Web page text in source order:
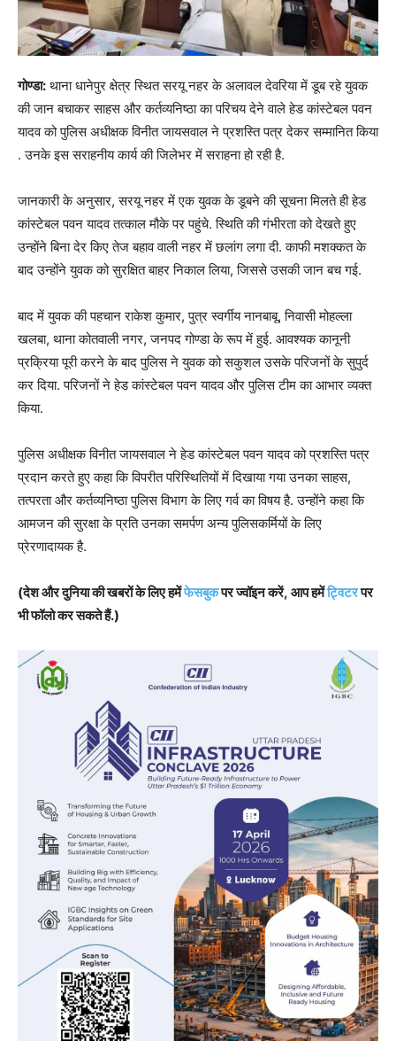
गोण्डा: थाना धानेपुर क्षेत्र स्थित सरयू नहर के अलावल देवरिया में डूब रहे युवक
की जान बचाकर साहस और कर्तव्यनिष्ठा का परिचय देने वाले हेड कांस्टेबल पवन
यादव को पुलिस अधीक्षक विनीत जायसवाल ने प्रशस्ति पत्र देकर सम्मानित किया
. उनके इस सराहनीय कार्य की जिलेभर में सराहना हो रही है.
जानकारी के अनुसार, सरयू नहर में एक युवक के डूबने की सूचना मिलते ही हेड
कांस्टेबल पवन यादव तत्काल मौके पर पहुंचे. स्थिति की गंभीरता को देखते हुए
उन्होंने बिना देर किए तेज बहाव वाली नहर में छलांग लगा दी. काफी मशक्कत के
बाद उन्होंने युवक को सुरक्षित बाहर निकाल लिया, जिससे उसकी जान बच गई.
बाद में युवक की पहचान राकेश कुमार, पुत्र स्वर्गीय नानबाबू, निवासी मोहल्ला
खलबा, थाना कोतवाली नगर, जनपद गोण्डा के रूप में हुई. आवश्यक कानूनी
प्रक्रिया पूरी करने के बाद पुलिस ने युवक को सकुशल उसके परिजनों के सुपुर्द
कर दिया. परिजनों ने हेड कांस्टेबल पवन यादव और पुलिस टीम का आभार व्यक्त
किया.
पुलिस अधीक्षक विनीत जायसवाल ने हेड कांस्टेबल पवन यादव को प्रशस्ति पत्र
प्रदान करते हुए कहा कि विपरीत परिस्थितियों में दिखाया गया उनका साहस,
तत्परता और कर्तव्यनिष्ठा पुलिस विभाग के लिए गर्व का विषय है. उन्होंने कहा कि
आमजन की सुरक्षा के प्रति उनका समर्पण अन्य पुलिसकर्मियों के लिए
प्रेरणादायक है.
(देश और दुनिया की खबरों के लिए हमेंफेसबुकपर ज्वॉइन करें, आप हमेंट्विटरपर
भी फॉलो कर सकते हैं.)